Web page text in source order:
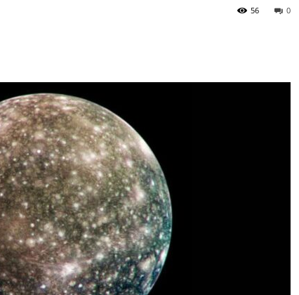
0
56